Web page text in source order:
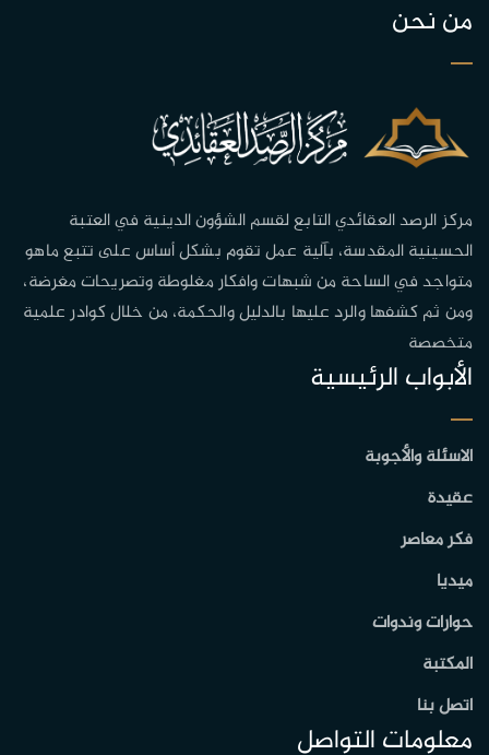
من نحن
مركز الرصد العقائدي التابع لقسم الشؤون الدينية في العتبة
الحسينية المقدسة، بآلية عمل تقوم بشكل أساس على تتبع ماهو
متواجد في الساحة من شبهات وافكار مغلوطة وتصريحات مغرضة،
ومن ثم كشفها والرد عليها بالدليل والحكمة، من خلال كوادر علمية
متخصصة
الأبواب الرئيسية
الاسئلة والأجوبة
عقيدة
فكر معاصر
ميديا
حوارات وندوات
المكتبة
اتصل بنا
معلومات التواصل